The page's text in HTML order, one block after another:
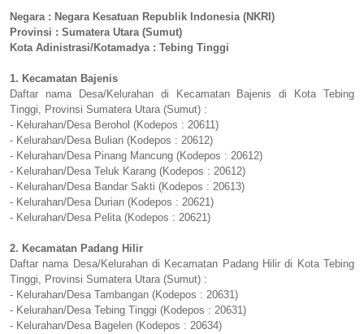
Negara : Negara Kesatuan Republik Indonesia (NKRI)
Provinsi : Sumatera Utara (Sumut)
Kota Adinistrasi/Kotamadya : Tebing Tinggi
1. Kecamatan Bajenis
Daftar nama Desa/Kelurahan di Kecamatan Bajenis di Kota Tebing
Tinggi, Provinsi Sumatera Utara (Sumut) :
- Kelurahan/Desa Berohol (Kodepos : 20611)
- Kelurahan/Desa Bulian (Kodepos : 20612)
- Kelurahan/Desa Pinang Mancung (Kodepos : 20612)
- Kelurahan/Desa Teluk Karang (Kodepos : 20612)
- Kelurahan/Desa Bandar Sakti (Kodepos : 20613)
- Kelurahan/Desa Durian (Kodepos : 20621)
- Kelurahan/Desa Pelita (Kodepos : 20621)
2. Kecamatan Padang Hilir
Daftar nama Desa/Kelurahan di Kecamatan Padang Hilir di Kota Tebing
Tinggi, Provinsi Sumatera Utara (Sumut) :
- Kelurahan/Desa Tambangan (Kodepos : 20631)
- Kelurahan/Desa Tebing Tinggi (Kodepos : 20631)
- Kelurahan/Desa Bagelen (Kodepos : 20634)